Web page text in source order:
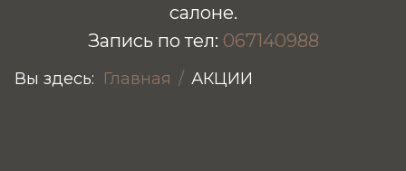
салоне.
Запись по тел: 067140988
Вы здесь: Главная АКЦИИ